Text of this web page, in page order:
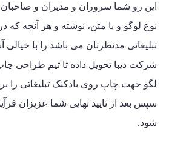
این رو شما سروران و مدیران و
نوع لوگو و یا متن، نوشته و هر آنچه که
تبلیغاتی مدنظرتان می باشد را با
شرکت دیبا تحویل داده تا تیم طراحی
لگو جهت چاپ روی بادکنک تبلیغاتی را
سپس بعد از تایید نهایی شما عزیزان
شود.